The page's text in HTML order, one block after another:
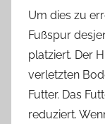
Um dies zu
Fußspur
platziert. Der
verletzten
Futter. Das
reduziert.